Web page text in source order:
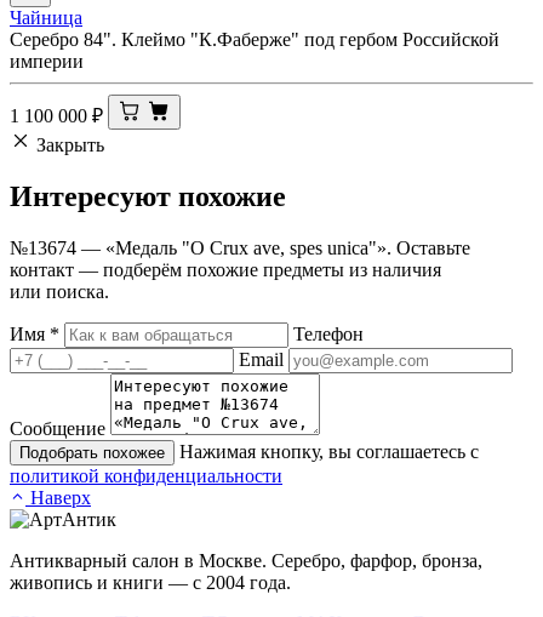
Чайница
Серебро 84". Клеймо "К.Фаберже" под гербом Российской
империи
1 100 000 ₽
Закрыть
Интересуют похожие
№13674 — «Медаль "O Crux ave, spes unica"». Оставьте
контакт — подберём похожие предметы из наличия
или поиска.
Имя *
Телефон
Email
Сообщение
Подобрать похожее
Нажимая кнопку, вы соглашаетесь с
политикой конфиденциальности
Наверх
Антикварный салон в Москве. Серебро, фарфор, бронза,
живопись и книги — с 2004 года.